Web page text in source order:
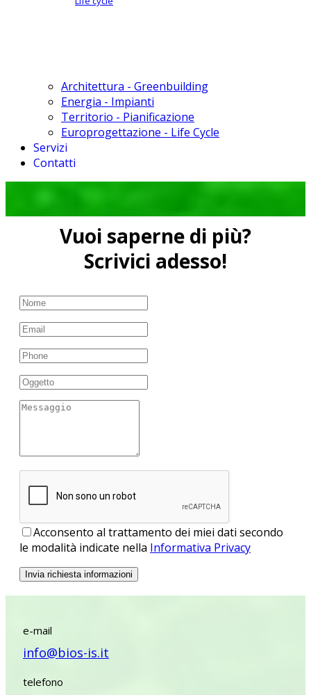
Architettura - Greenbuilding
Energia - Impianti
Territorio - Pianificazione
Europrogettazione - Life Cycle
Servizi
Contatti
Vuoi saperne di più?
Scrivici adesso!
Acconsento al trattamento dei miei dati secondo
le modalità indicate nella Informativa Privacy
Invia richiesta informazioni
e-mail
info@bios-is.it
telefono